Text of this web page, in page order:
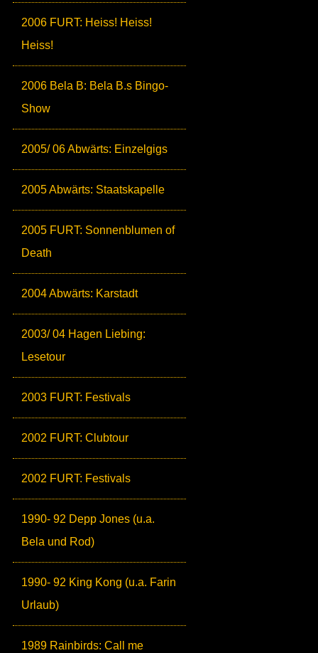
2006 FURT: Heiss! Heiss!
Heiss!
2006 Bela B: Bela B.s Bingo-
Show
2005/ 06 Abwärts: Einzelgigs
2005 Abwärts: Staatskapelle
2005 FURT: Sonnenblumen of
Death
2004 Abwärts: Karstadt
2003/ 04 Hagen Liebing:
Lesetour
2003 FURT: Festivals
2002 FURT: Clubtour
2002 FURT: Festivals
1990- 92 Depp Jones (u.a.
Bela und Rod)
1990- 92 King Kong (u.a. Farin
Urlaub)
1989 Rainbirds: Call me